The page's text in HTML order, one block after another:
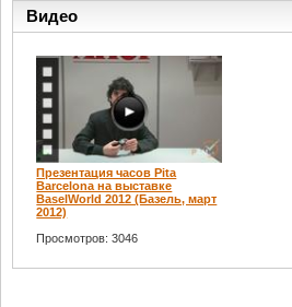
Видео
Презентация часов Pita
Barcelona на выставке
BaselWorld 2012 (Базель, март
2012)
Просмотров: 3046